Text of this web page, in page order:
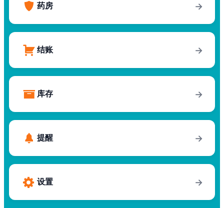
药房 →
结账 →
库存 →
提醒 →
设置 →